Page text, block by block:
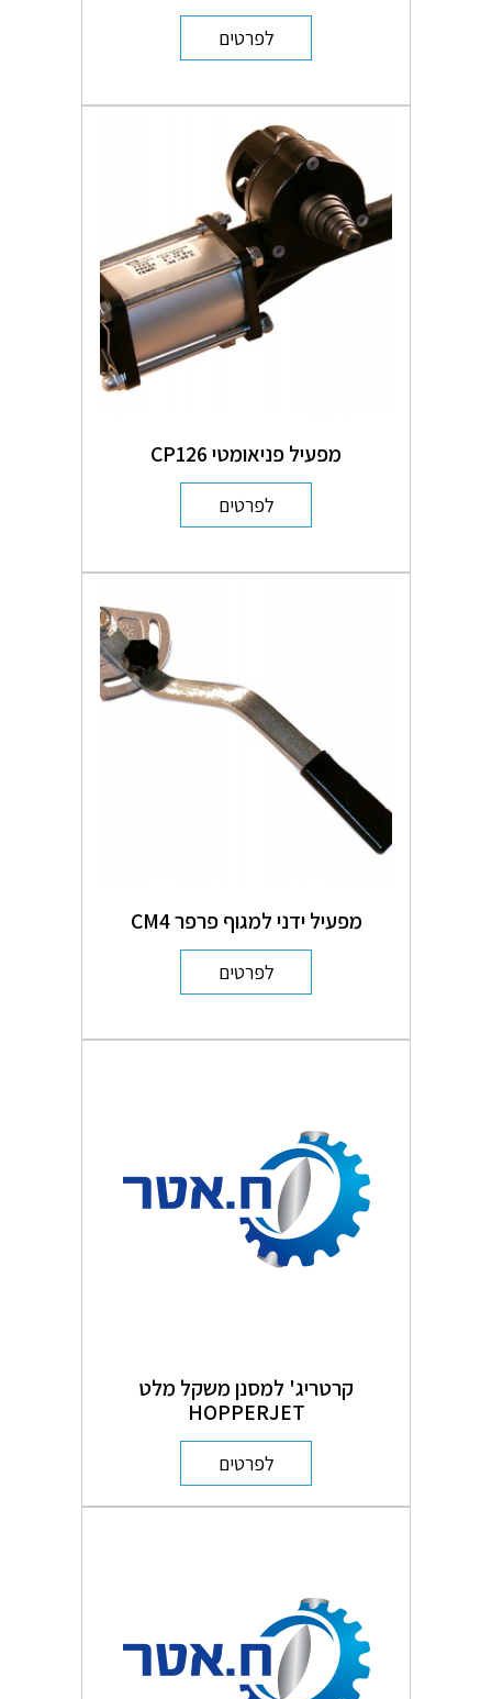
לפרטים
מפעיל פניאומטי CP126
לפרטים
מפעיל ידני למגוף פרפר CM4
לפרטים
קרטריג' למסנן משקל מלט
HOPPERJET
לפרטים